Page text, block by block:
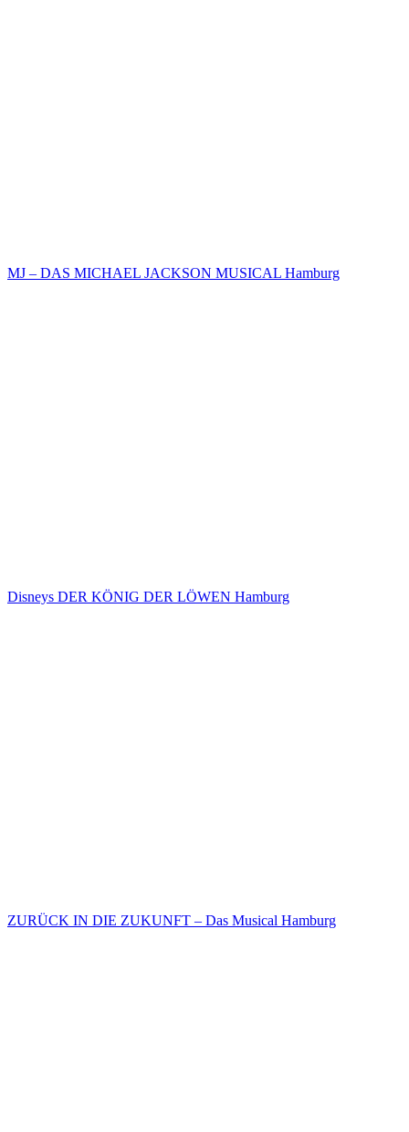
MJ – DAS MICHAEL JACKSON MUSICAL Hamburg
Disneys DER KÖNIG DER LÖWEN Hamburg
ZURÜCK IN DIE ZUKUNFT – Das Musical Hamburg